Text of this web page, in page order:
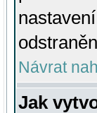
Návrat
Jak